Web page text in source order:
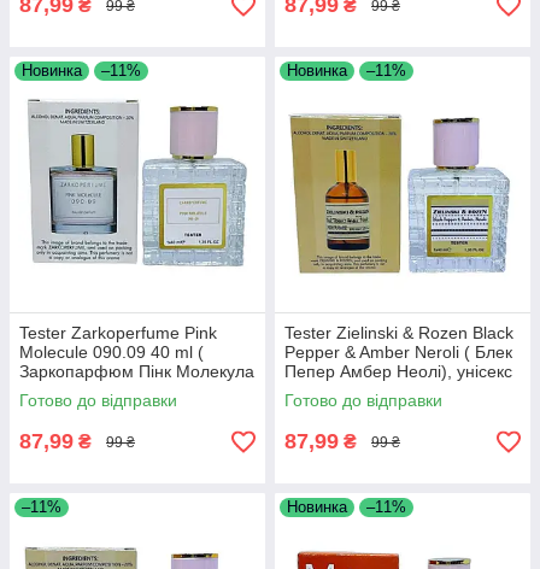
87,99 ₴ 99 ₴ 87,99 ₴ 99 ₴
Новинка –11%
Tester Zarkoperfume Pink
Molecule 090.09 40 ml (
Заркопарфюм Пінк Молекула
090.09 40 мл.) , унісекс
Готово до відправки
87,99 ₴ 99 ₴
Новинка –11%
Tester Zielinski & Rozen Black
Pepper & Amber Neroli ( Блек
Пепер Амбер Неолі), унісекс
Готово до відправки
87,99 ₴ 99 ₴
–11% Новинка –11%